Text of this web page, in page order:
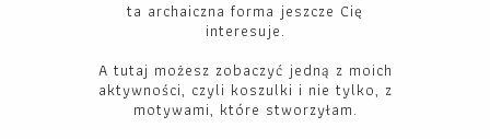
ta archaiczna forma jeszcze Cię
interesuje.
A tutaj możesz zobaczyć jedną z moich
aktywności, czyli koszulki i nie tylko, z
motywami, które stworzyłam.